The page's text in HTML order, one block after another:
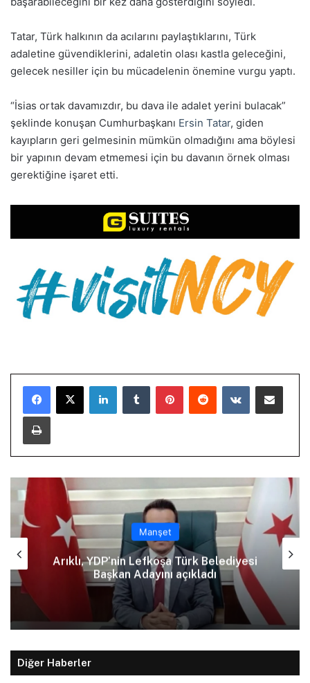
Tatar, Türk halkının da acılarını paylaştıklarını, Türk
adaletine güvendiklerini, adaletin olası kastla geleceğini,
gelecek nesiller için bu mücadelenin önemine vurgu yaptı.
“İsias ortak davamızdır, bu dava ile adalet yerini bulacak”
şeklinde konuşan Cumhurbaşkanı Ersin Tatar, giden
kayıpların geri gelmesinin mümkün olmadığını ama böylesi
bir yapının devam etmemesi için bu davanın örnek olması
gerektiğine işaret etti.
LinkedInTumblr PinterestReddit VKontakteE-Posta ile paylaş
Yazdır
Manşet
Arıklı, YDP’nin Lefkoşa Türk Belediyesi
Başkan Adayını açıkladı
Diğer Haberler